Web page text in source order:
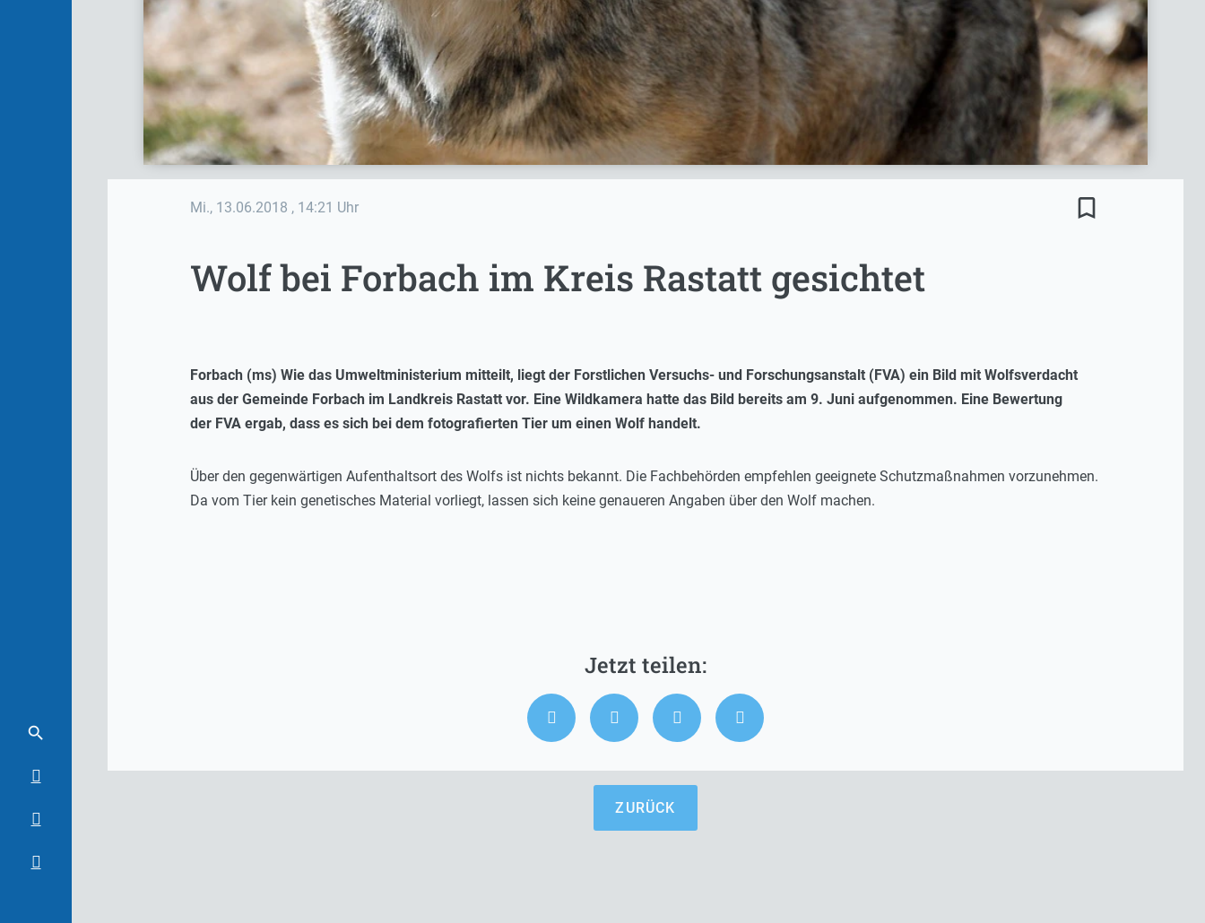
Mi., 13.06.2018 , 14:21 Uhr bookmark_border
Wolf bei Forbach im Kreis Rastatt gesichtet
Forbach (ms) Wie das Umweltministerium mitteilt, liegt der Forstlichen Versuchs- und Forschungsanstalt (FVA) ein Bild mit Wolfsverdacht
aus der Gemeinde Forbach im Landkreis Rastatt vor. Eine Wildkamera hatte das Bild bereits am 9. Juni aufgenommen. Eine Bewertung
der FVA ergab, dass es sich bei dem fotografierten Tier um einen Wolf handelt.
Über den gegenwärtigen Aufenthaltsort des Wolfs ist nichts bekannt. Die Fachbehörden empfehlen geeignete Schutzmaßnahmen vorzunehmen.
Da vom Tier kein genetisches Material vorliegt, lassen sich keine genaueren Angaben über den Wolf machen.
ZURÜCK